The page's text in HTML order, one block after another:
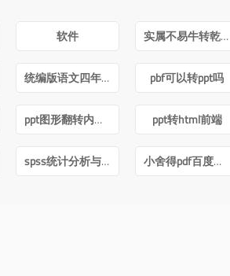
软件 实属不易牛转乾坤图片抖音
统编版语文四年级下册电子课本pdf pbf可以转ppt吗
ppt图形翻转内容不转 ppt转html前端
spss统计分析与数据挖掘第三版pdf 小舍得pdf百度网盘